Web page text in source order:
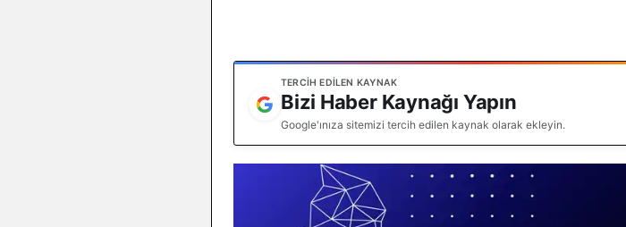
TERCIH EDILEN KAYNAK
Bizi Haber Kaynağı Yapın
Google'ınıza sitemizi tercih edilen kaynak olarak ekleyin.